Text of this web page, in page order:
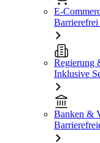
E-
Barrierefrei
Regierung
Inklusive
Banken &